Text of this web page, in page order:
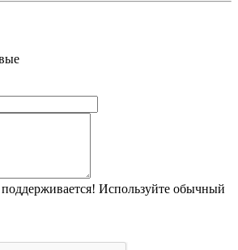
Используйте обычный